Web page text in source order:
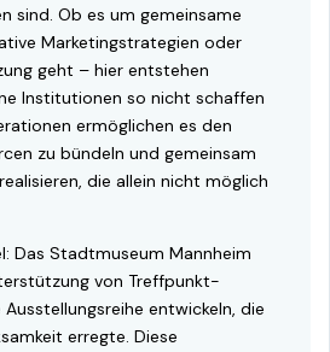
sind. Ob es um gemeinsame
Marketingstrategien oder
geht – hier entstehen
Institutionen so nicht schaffen
ermöglichen es den
zu bündeln und gemeinsam
die allein nicht möglich
Das Stadtmuseum Mannheim
von Treffpunkt-
entwickeln, die
erregte. Diese